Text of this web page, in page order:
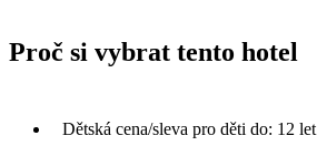
Proč si vybrat tento hotel
Dětská cena/sleva pro děti do: 12 let